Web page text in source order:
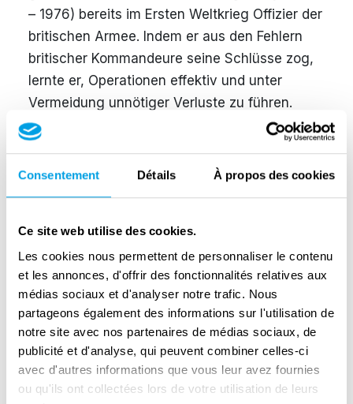
Consentement Détails À propos des cookies
Ce site web utilise des cookies.
Les cookies nous permettent de personnaliser le contenu
et les annonces, d'offrir des fonctionnalités relatives aux
médias sociaux et d'analyser notre trafic. Nous
partageons également des informations sur l'utilisation de
notre site avec nos partenaires de médias sociaux, de
publicité et d'analyse, qui peuvent combiner celles-ci
avec d'autres informations que vous leur avez fournies
ou qu'ils ont collectées lors de votre utilisation de leurs
– 1976) bereits im Ersten Weltkrieg Offizier der
britischen Armee. Indem er aus den Fehlern
britischer Kommandeure seine Schlüsse zog,
lernte er, Operationen effektiv und unter
Vermeidung unnötiger Verluste zu führen.
Seine Untergebenen liebten ihn dafür, seine
konservativen Vorgesetzten aber brachte er
mit unorthodoxen Ideen und beißender Kritik
2. Korps bei der Evakuierung von Dünkirchen.
Als Kommandeur der 8. Armee, die im Oktober
1942 das gefürchtete Afrikakorps des
deutschen Feldmarschalls Rommel in der
Schlacht von El Alamein schlug, wurde
„Monty“ legendär. Im Sommer 1943 setzte er
dann nach Sizilien und auf das italienische
Festland über. Seit den ersten